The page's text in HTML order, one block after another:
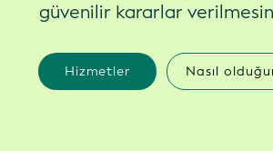
güvenilir kararlar
Hizmetler Nasıl